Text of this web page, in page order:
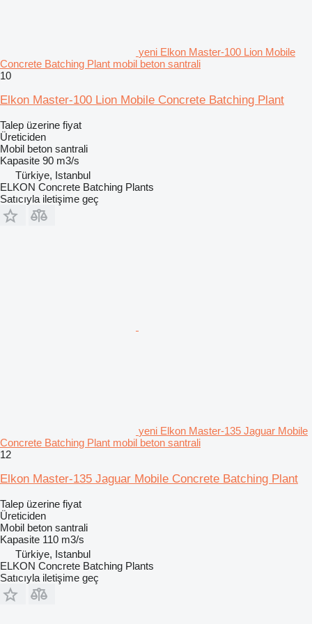
yeni Elkon Master-100 Lion Mobile
Concrete Batching Plant mobil beton santrali
10
Elkon Master-100 Lion Mobile Concrete Batching Plant
Talep üzerine fiyat
Üreticiden
Mobil beton santrali
Kapasite 90 m3/s
Türkiye, Istanbul
ELKON Concrete Batching Plants
Satıcıyla iletişime geç
yeni Elkon Master-135 Jaguar Mobile
Concrete Batching Plant mobil beton santrali
12
Elkon Master-135 Jaguar Mobile Concrete Batching Plant
Talep üzerine fiyat
Üreticiden
Mobil beton santrali
Kapasite 110 m3/s
Türkiye, Istanbul
ELKON Concrete Batching Plants
Satıcıyla iletişime geç